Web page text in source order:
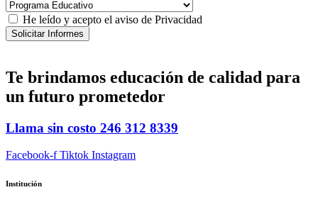
He leído y acepto el aviso de Privacidad
Solicitar Informes
Te brindamos educación de calidad para
un futuro prometedor
Llama sin costo 246 312 8339
Facebook-f Tiktok Instagram
Institución